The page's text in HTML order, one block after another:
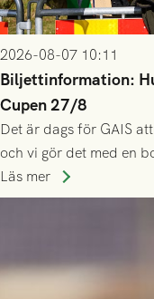
2026-08-07 10:11
Biljettinformation:
Cupen 27/8
Det är dags för GAIS
och vi gör det med en
Husqvarna FF. Häng
Läs mer